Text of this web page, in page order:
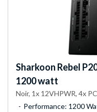
Sharkoon Rebel
1200 watt
Noir, 1x 12VHPWR, 4x
Performance: 1200